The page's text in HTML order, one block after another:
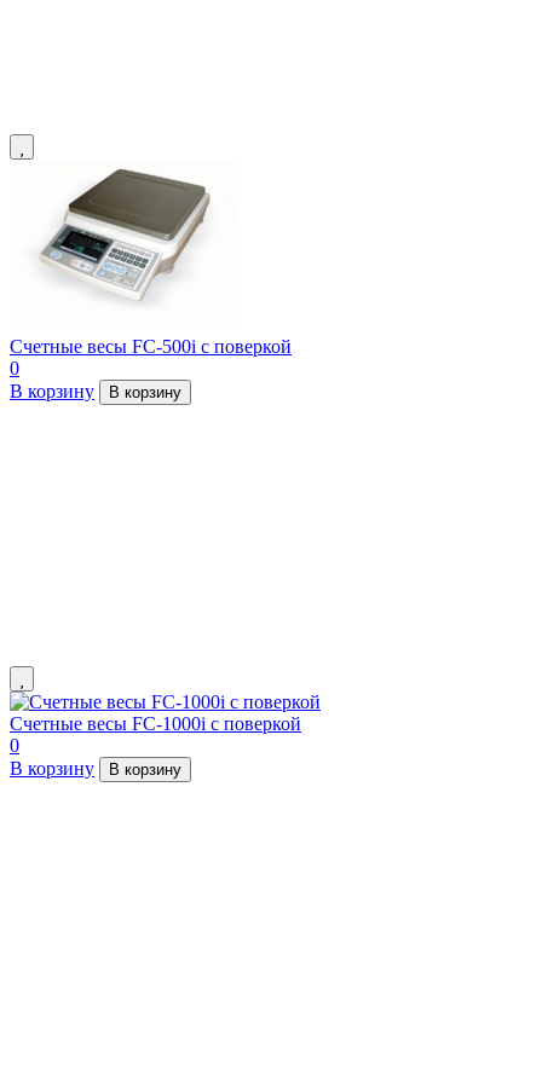
Счетные весы FC-500i с поверкой
0
В корзину
В корзину
Счетные весы FC-1000i с поверкой
0
В корзину
В корзину